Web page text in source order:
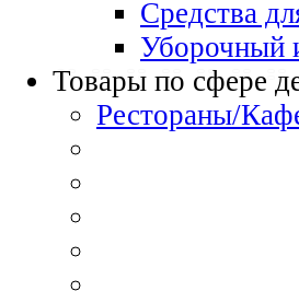
Средства
Уборочный
Товары по сфере
Рестораны/